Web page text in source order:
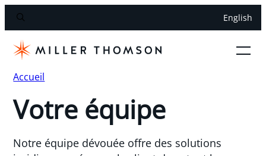
English
Accueil
Votre équipe
Notre équipe dévouée offre des solutions